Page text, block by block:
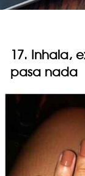
17. Inhala,
pasa nada